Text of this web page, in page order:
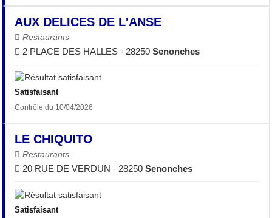
AUX DELICES DE L'ANSE
Restaurants
2 PLACE DES HALLES - 28250Senonches
Satisfaisant
Contrôle du 10/04/2026
LE CHIQUITO
Restaurants
20 RUE DE VERDUN - 28250Senonches
Satisfaisant